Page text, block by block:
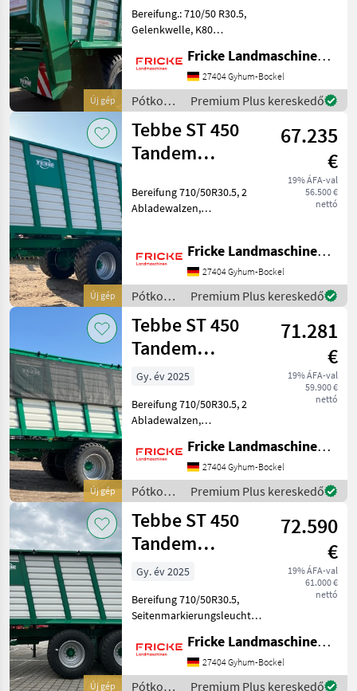
Új gép
Bereifung.: 710/50 R30.5,
Gelenkwelle, K80
Druckluftbremse,
hydraulische
Anhäckselklappe, 2
Dosierwalzen Pótkocsik
Egyéb pótkocsik
Fricke Landmaschinen GmbH
27404 Gyhum-Bockel
Pótkocsik
/ Tebbe
Premium Plus kereskedő
Új gép
Tebbe ST 450
Tandem
67.235
€
19% ÁFA-val
56.500 €
nettó
Bereifung 710/50R30.5, 2
Abladewalzen,
-Standort Sulingen-
Pótkocsik Egyéb pótkocsik
Fricke Landmaschinen GmbH
27404 Gyhum-Bockel
Pótkocsik
/ Tebbe
Premium Plus kereskedő
Új gép
Tebbe ST 450
Tandem
Silotrailer
71.281
€
19% ÁFA-val
59.900 €
nettó
Gy. év 2025
Bereifung 710/50R30.5, 2
Abladewalzen,
Seitenmarkierungsleuchten,
-Standort Sulingen-
Pótkocsik Egyéb pótkocsik
Fricke Landmaschinen GmbH
27404 Gyhum-Bockel
Pótkocsik
/ Tebbe
Premium Plus kereskedő
Új gép
Tebbe ST 450
Tandem
Silotrailer
72.590
€
19% ÁFA-val
61.000 €
nettó
Gy. év 2025
Bereifung 710/50R30.5,
Seitenmarkierungsleuchten,
Laderaumabdeckung,
zulässiges Gesamtgewicht
22.000 kg Pótkocsik Egyéb
Fricke Landmaschinen GmbH
27404 Gyhum-Bockel
Pótkocsik
Premium Plus kereskedő